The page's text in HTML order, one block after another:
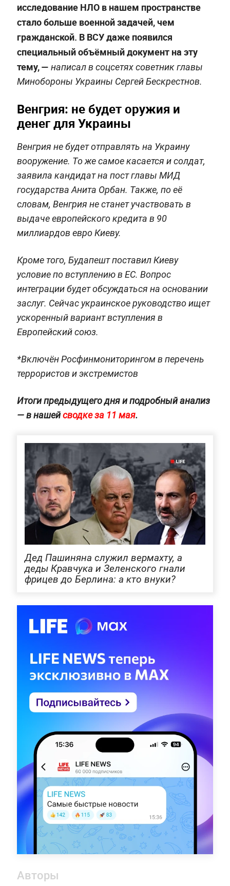
исследование НЛО в нашем пространстве
стало больше военной задачей, чем
гражданской. В ВСУ даже появился
специальный объёмный документ на эту
тему, — написал в соцсетях советник главы
Минобороны Украины Сергей Бескрестнов.
Венгрия: не будет оружия и
денег для Украины
Венгрия не будет отправлять на Украину
вооружение. То же самое касается и солдат,
заявила кандидат на пост главы МИД
государства Анита Орбан. Также, по её
словам, Венгрия не станет участвовать в
выдаче европейского кредита в 90
миллиардов евро Киеву.
Кроме того, Будапешт поставил Киеву
условие по вступлению в ЕС. Вопрос
интеграции будет обсуждаться на основании
заслуг. Сейчас украинское руководство ищет
ускоренный вариант вступления в
Европейский союз.
*Включён Росфинмониторингом в перечень
террористов и экстремистов
Итоги предыдущего дня и подробный анализ
— в нашейсводке за 11 мая.
Дед Пашиняна служил вермахту, а
деды Кравчука и Зеленского гнали
фрицев до Берлина: а кто внуки?
Авторы